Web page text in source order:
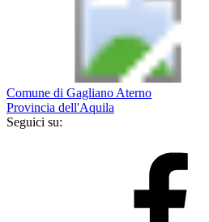
Comune di Gagliano Aterno
Provincia dell'Aquila
Seguici su: